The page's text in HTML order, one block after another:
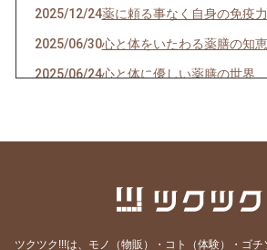
2025/12/24薬に頼る事なく自身の免疫
2025/06/30心と体をいたわる薬膳の知恵
2025/06/24心と体に優しい薬膳の世界
【お買い物＆登録はお済み
ファンクラブおすそわけ機能
2024/10/17 がごめ昆布製品のかんたん
ツクツク!!!は、モノ（物販）・コト（体験）・ゴ